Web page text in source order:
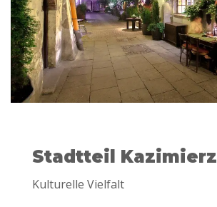
Stadtteil Kazimierz
Kulturelle Vielfalt